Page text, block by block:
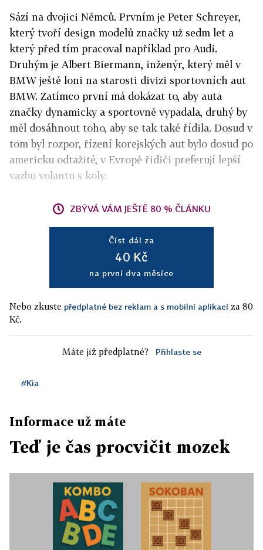
Sází na dvojici Němců. Prvním je Peter Schreyer,
který tvoří design modelů značky už sedm let a
který před tím pracoval například pro Audi.
Druhým je Albert Biermann, inženýr, který měl v
BMW ještě loni na starosti divizi sportovních aut
BMW. Zatímco první má dokázat to, aby auta
značky dynamicky a sportovně vypadala, druhý by
měl dosáhnout toho, aby se tak také řídila. Dosud v
tom byl rozpor, řízení korejských aut bylo dosud po
americku odtažité, v Evropě řidiči preferují lepší
vazbu volantu s koly.
ZBÝVÁ VÁM JEŠTĚ 80 % ČLÁNKU
Číst dál za
40 Kč
na první dva měsíce
Nebo zkuste předplatné bez reklam a s mobilní aplikací za 80
Kč.
Máte již předplatné? Přihlaste se
#Kia
Informace už máte
Teď je čas procvičit mozek